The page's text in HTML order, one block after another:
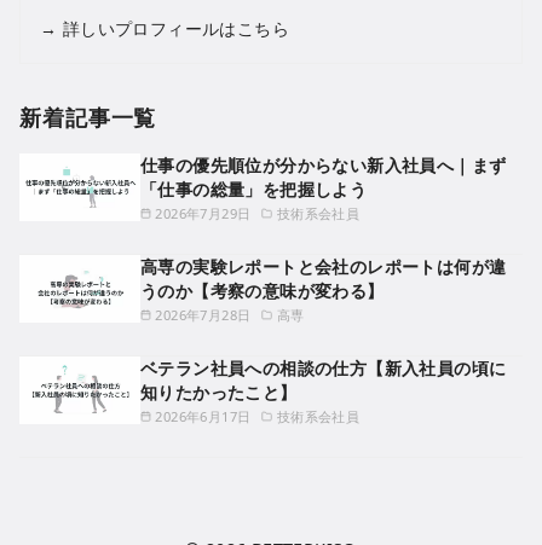
→ 詳しいプロフィールはこちら
新着記事一覧
2026年7月29日 技術系会社員
仕事の優先順位が分からない新入社員へ｜まず
「仕事の総量」を把握しよう
2026年7月28日 高専
高専の実験レポートと会社のレポートは何が違
うのか【考察の意味が変わる】
2026年6月17日 技術系会社員
ベテラン社員への相談の仕方【新入社員の頃に
知りたかったこと】